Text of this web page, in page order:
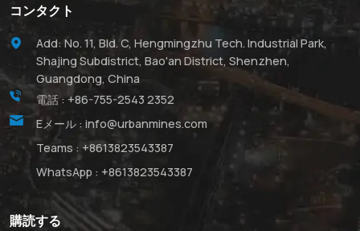
コンタクト
Add: No. 11, Bld. C, Hengmingzhu Tech. Industrial Park,
Shajing Subdistrict, Bao'an District, Shenzhen,
Guangdong, China
電話 :+86-755-2543 2352
Eメール : info@urbanmines.com
Teams : +8613823543387
WhatsApp : +8613823543387
購読する